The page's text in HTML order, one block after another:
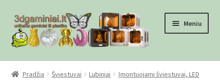
Pereiti
prie
meniu
Pereiti
prie
turinio
Meniu
Pradžia
Pradžia Šviestuvai Lubiniai
Įmontuojami šviestuvai, LED